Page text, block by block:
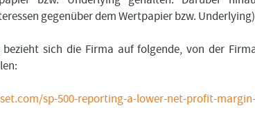
gegenüber dem Wertpapier bzw.
bezieht sich die Firma auf folgende, von der
sp-500-reporting-a-lower-net-profit-